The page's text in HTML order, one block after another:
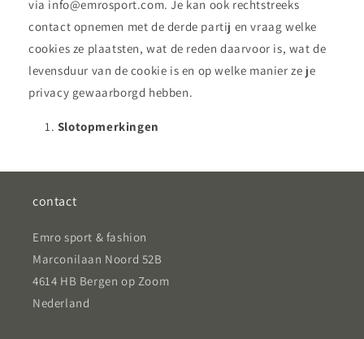
via info@emrosport.com. Je kan ook rechtstreeks
contact opnemen met de derde partij en vraag welke
cookies ze plaatsten, wat de reden daarvoor is, wat de
levensduur van de cookie is en op welke manier ze je
privacy gewaarborgd hebben.
Slotopmerkingen
contact
Emro sport & fashion
Marconilaan Noord 52B
4614 HB Bergen op Zoom
Nederland